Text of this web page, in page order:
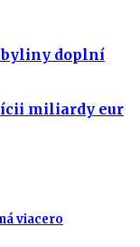
byliny doplní
miliardy eur
viacero